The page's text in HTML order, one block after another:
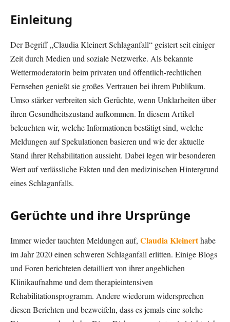
Einleitung
Der Begriff „Claudia Kleinert Schlaganfall“ geistert seit einiger
Zeit durch Medien und soziale Netzwerke. Als bekannte
Wettermoderatorin beim privaten und öffentlich-rechtlichen
Fernsehen genießt sie großes Vertrauen bei ihrem Publikum.
Umso stärker verbreiten sich Gerüchte, wenn Unklarheiten über
ihren Gesundheitszustand aufkommen. In diesem Artikel
beleuchten wir, welche Informationen bestätigt sind, welche
Meldungen auf Spekulationen basieren und wie der aktuelle
Stand ihrer Rehabilitation aussieht. Dabei legen wir besonderen
Wert auf verlässliche Fakten und den medizinischen Hintergrund
eines Schlaganfalls.
Gerüchte und ihre Ursprünge
Immer wieder tauchten Meldungen auf, Claudia Kleinerthabe
im Jahr 2020 einen schweren Schlaganfall erlitten. Einige Blogs
und Foren berichteten detailliert von ihrer angeblichen
Klinikaufnahme und dem therapieintensiven
Rehabilitationsprogramm. Andere wiederum widersprechen
diesen Berichten und bezweifeln, dass es jemals eine solche